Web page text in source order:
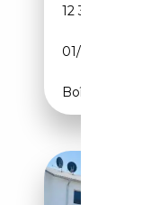
12 390 km
01/2025
Boîte